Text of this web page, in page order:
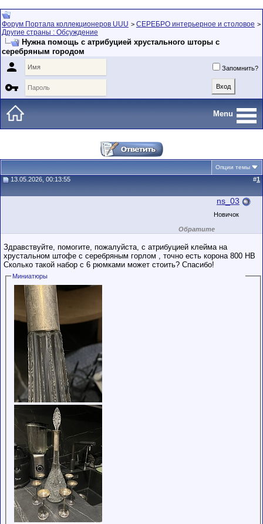
Форум Портала коллекционеров UUU > СЕРЕБРО интерьерное и столовое >
Другие страны : Обсуждение
Нужна помощь с атрибуцией хрустального шторы с
серебряным городом
 Запомнить?

Menu
Опции темы
13.05.2026, 00:13:55 #1
ns_03
Новичок
Обратите
внимание на
маленький стаж
пользователя на
этом форуме.
Сделки с
Здравствуйте, помогите, пожалуйста, с атрибуцией клейма на
хрустальном штофе с серебряным горлом , точно есть корона 800 НВ
Сколько такой набор с 6 рюмками может стоить? Спасибо!
Миниатюры